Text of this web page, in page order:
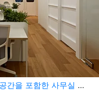
스튜디오인테리어 녹음실 촬영 공간을 포함한 사무실 오피스